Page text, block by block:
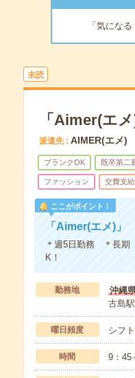
「気にな
未読
「Aimer(エ
派遣先 AIMER(エメ)
ブランクOK 既卒第二
ファッション 交費支給
ここがポイント！
「Aimer(エメ)
＊週5日勤務 ＊長
K！
勤務地
沖縄
古島
曜日頻度 シフ
時間 9：45